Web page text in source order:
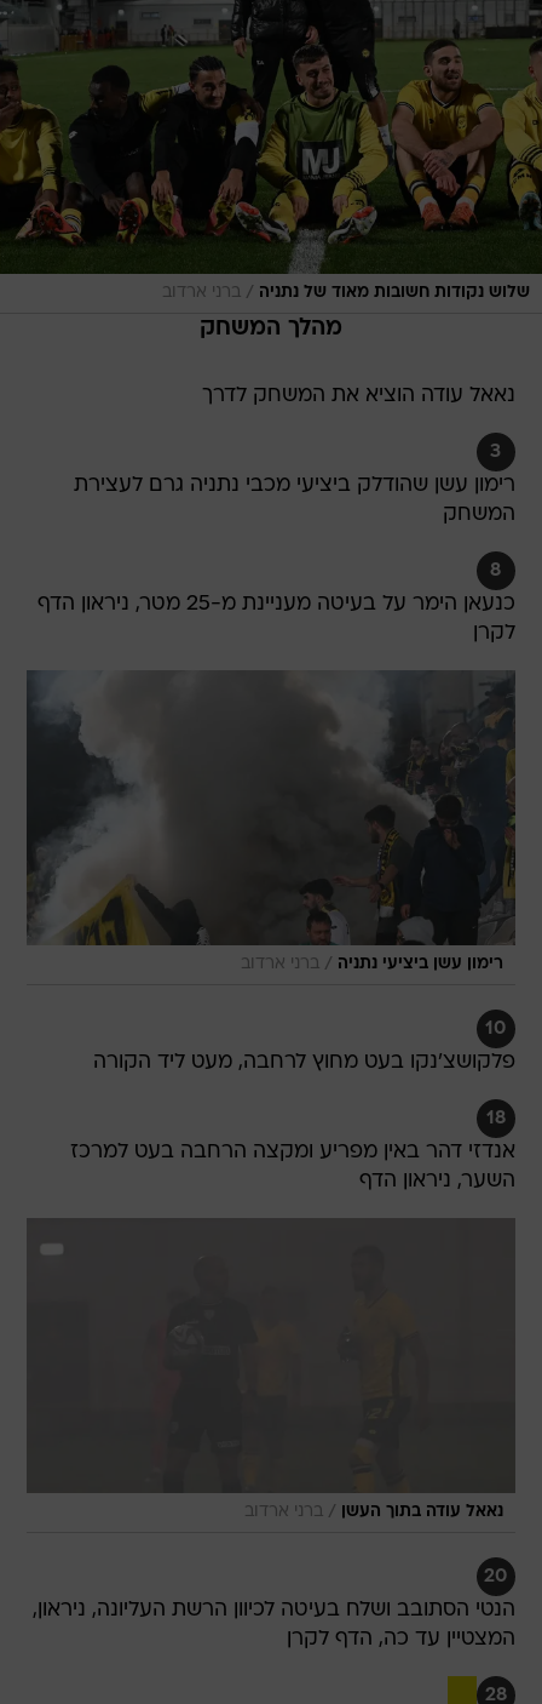
שלוש נקודות חשובות מאוד של נתניה / ברני ארדוב
מהלך המשחק
נאאל עודה הוציא את המשחק לדרך
3
רימון עשן שהודלק ביציעי מכבי נתניה גרם לעצירת
המשחק
8
כנעאן הימר על בעיטה מעניינת מ-25 מטר, ניראון הדף
לקרן
רימון עשן ביציעי נתניה / ברני ארדוב
10
פלקושצ'נקו בעט מחוץ לרחבה, מעט ליד הקורה
18
אנדזי דהר באין מפריע ומקצה הרחבה בעט למרכז
השער, ניראון הדף
נאאל עודה בתוך העשן / ברני ארדוב
20
הנטי הסתובב ושלח בעיטה לכיוון הרשת העליונה, ניראון,
המצטיין עד כה, הדף לקרן
28